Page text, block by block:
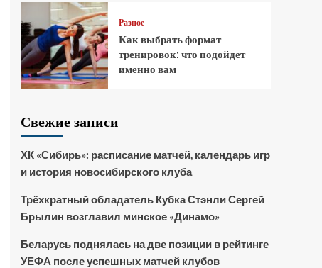
Разное
Как выбрать формат
тренировок: что подойдет
именно вам
Свежие записи
ХК «Сибирь»: расписание матчей, календарь игр
и история новосибирского клуба
Трёхкратный обладатель Кубка Стэнли Сергей
Брылин возглавил минское «Динамо»
Беларусь поднялась на две позиции в рейтинге
УЕФА после успешных матчей клубов